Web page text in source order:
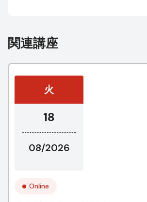
関連講座
火
18
08/2026
Online